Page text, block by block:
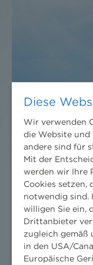
Diese
Wir verwenden
die Website
andere sind für
Mit der
werden wir Ihre
Cookies setzen,
notwendig sind.
willigen Sie ein,
Drittanbieter
zugleich gemäß
in den USA/
Europäische